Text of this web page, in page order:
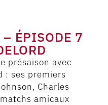
ÉPISODE 7
présaison avec
: ses premiers
Charles
amicaux